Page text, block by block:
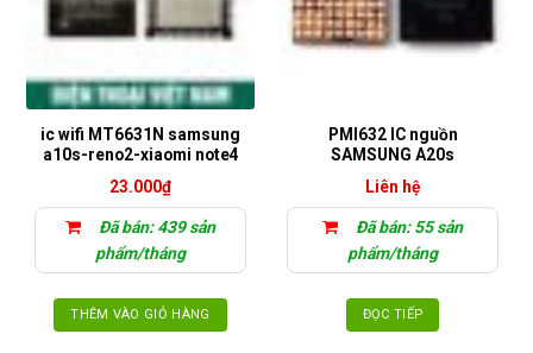
ic wifi MT6631N samsung
a10s-reno2-xiaomi note4
23.000₫
Đã bán: 439 sản
phẩm/tháng
THÊM VÀO GIỎ HÀNG
PMI632 IC nguồn
SAMSUNG A20s
Liên hệ
Đã bán: 55 sản
phẩm/tháng
ĐỌC TIẾP